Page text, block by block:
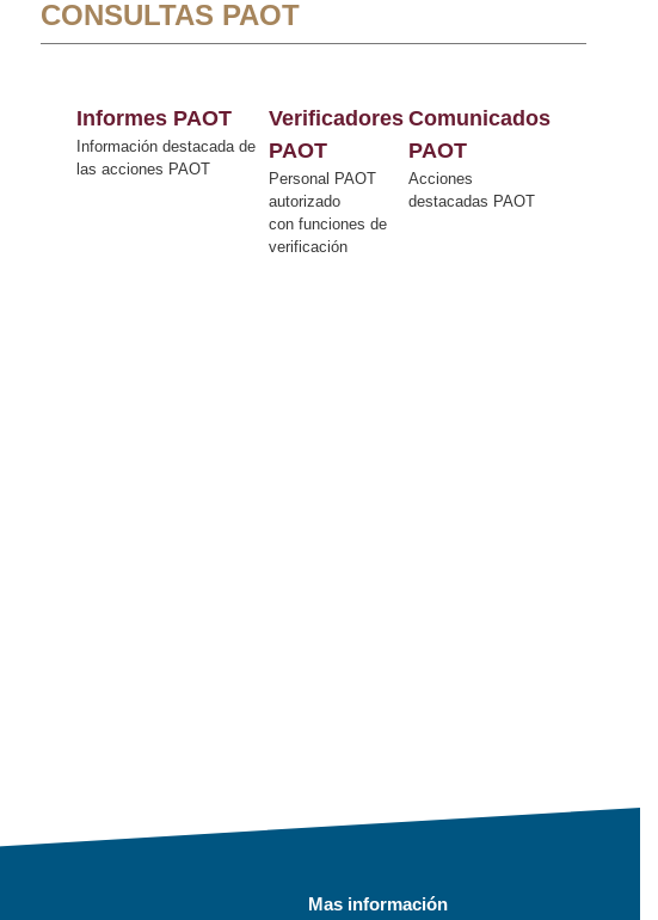
CONSULTAS PAOT
Informes PAOT
Información destacada de
las acciones PAOT
Verificadores
PAOT
Personal PAOT
autorizado
con funciones de
verificación
Comunicados
PAOT
Acciones
destacadas PAOT
Mas información